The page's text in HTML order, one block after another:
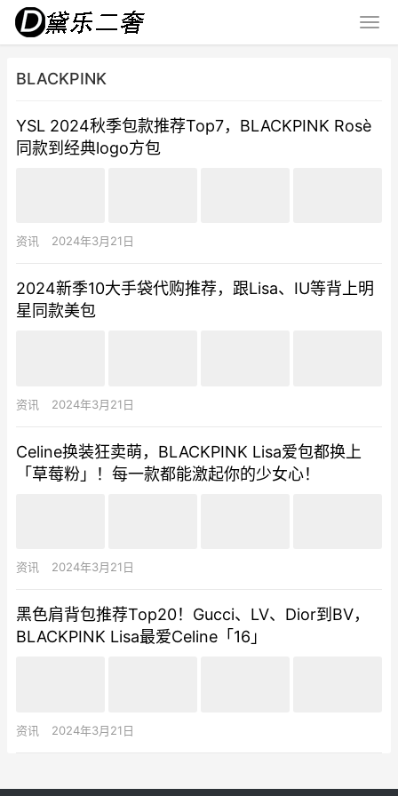
BLACKPINK
YSL 2024秋季包款推荐Top7，BLACKPINK Rosè
同款到经典logo方包
资讯 2024年3月21日
2024新季10大手袋代购推荐，跟Lisa、IU等背上明
星同款美包
资讯 2024年3月21日
Celine换装狂卖萌，BLACKPINK Lisa爱包都换上
「草莓粉」！每一款都能激起你的少女心！
资讯 2024年3月21日
黑色肩背包推荐Top20！Gucci、LV、Dior到BV，
BLACKPINK Lisa最爱Celine「16」
资讯 2024年3月21日